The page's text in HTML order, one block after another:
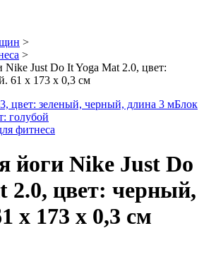
>
>
Nike Just Do It Yoga Mat 2.0, цвет:
61 х 173 х 0,3 см
цвет: зеленый, черный, длина 3 мБлок
голубой
фитнеса
йоги Nike Just Do
2.0, цвет: черный,
х 173 х 0,3 см